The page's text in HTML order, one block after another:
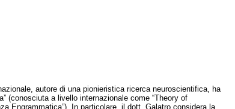
autore di una pionieristica ricerca neuroscientifica, ha
(conosciuta a livello internazionale come “Theory of
Engrammatica”). In particolare, il dott. Galatro considera la